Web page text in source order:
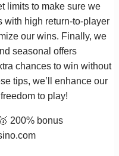
limits to make sure we
with high return-to-player
our wins. Finally, we
seasonal offers
chances to win without
tips, we’ll enhance our
to play!